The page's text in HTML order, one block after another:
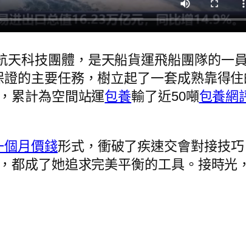
科技團體，是天船貨運飛船團隊的一
的主要任務，樹立起了一套成熟靠得
累計為空間站運包養輸了近50噸包養網
個月價錢形式，衝破了疾速交會對接技巧
都成了她追求完美平衡的工具。接時光